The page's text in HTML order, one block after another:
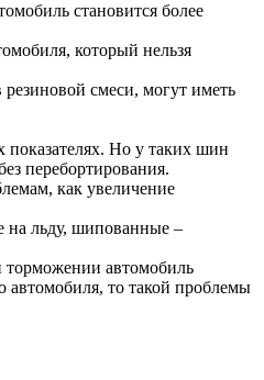
становится более
который нельзя
смеси, могут иметь
показателях. Но у таких шин
перебортирования.
как увеличение
на льду, шипованные –
торможении автомобиль
автомобиля, то такой проблемы